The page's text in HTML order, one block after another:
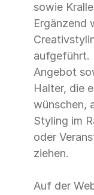
sowie
Ergänzend
aufgeführt.
Angebot
Halter, die
wünschen,
Styling im
oder
ziehen.
Auf der